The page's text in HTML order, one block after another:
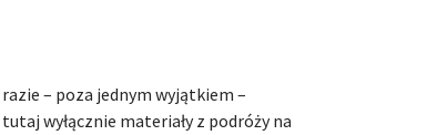
– poza jednym wyjątkiem –
wyłącznie materiały z podróży na